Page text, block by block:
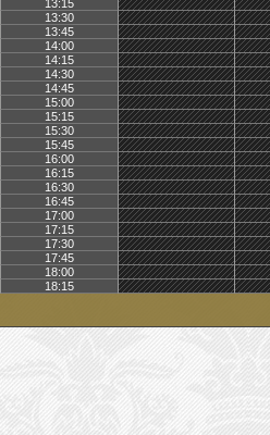
13:15
13:30
13:45
14:00
14:15
14:30
14:45
15:00
15:15
15:30
15:45
16:00
16:15
16:30
16:45
17:00
17:15
17:30
17:45
18:00
18:15